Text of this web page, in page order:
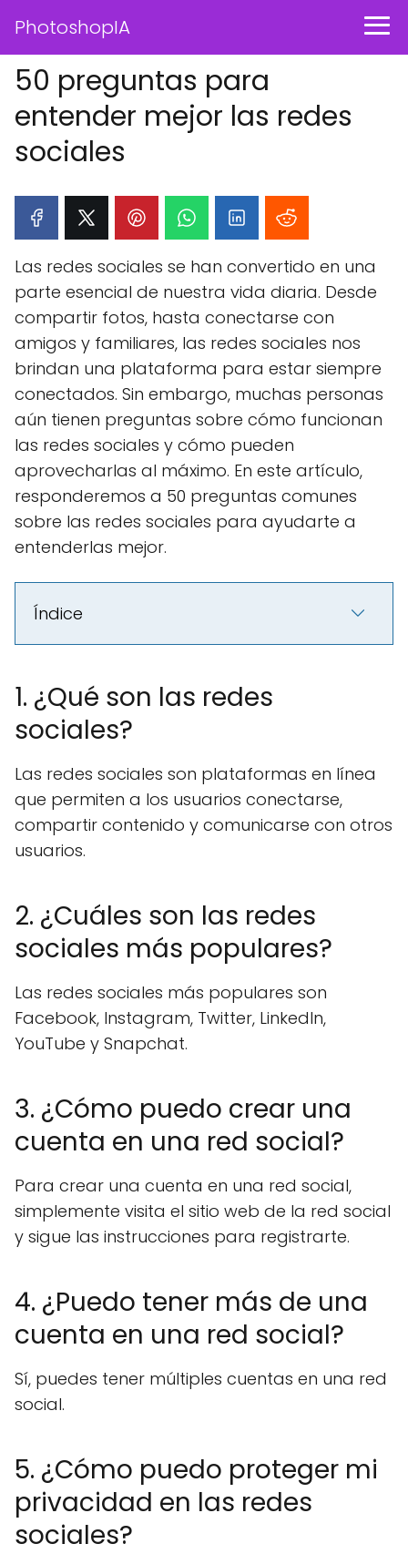
PhotoshopIA
50 preguntas para
entender mejor las redes
sociales
Las redes sociales se han convertido en una
parte esencial de nuestra vida diaria. Desde
compartir fotos, hasta conectarse con
amigos y familiares, las redes sociales nos
brindan una plataforma para estar siempre
conectados. Sin embargo, muchas personas
aún tienen preguntas sobre cómo funcionan
las redes sociales y cómo pueden
aprovecharlas al máximo. En este artículo,
responderemos a 50 preguntas comunes
sobre las redes sociales para ayudarte a
entenderlas mejor.
Índice
1. ¿Qué son las redes
sociales?
Las redes sociales son plataformas en línea
que permiten a los usuarios conectarse,
compartir contenido y comunicarse con otros
usuarios.
2. ¿Cuáles son las redes
sociales más populares?
Las redes sociales más populares son
Facebook, Instagram, Twitter, LinkedIn,
YouTube y Snapchat.
3. ¿Cómo puedo crear una
cuenta en una red social?
Para crear una cuenta en una red social,
simplemente visita el sitio web de la red social
y sigue las instrucciones para registrarte.
4. ¿Puedo tener más de una
cuenta en una red social?
Sí, puedes tener múltiples cuentas en una red
social.
5. ¿Cómo puedo proteger mi
privacidad en las redes
sociales?